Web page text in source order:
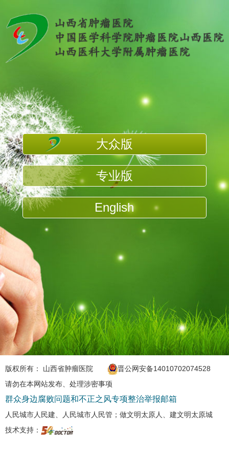
大众版
专业版
English
版权所有： 山西省肿瘤医院
晋公网安备14010702074528
请勿在本网站发布、处理涉密事项
群众身边腐败问题和不正之风专项整治举报邮箱
人民城市人民建、人民城市人民管；做文明太原人、建文明太原城
技术支持：